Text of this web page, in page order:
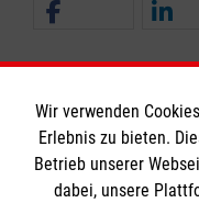
Informationen
Wir verwenden
Erlebnis zu bieten.
Betrieb unserer
dabei, unsere